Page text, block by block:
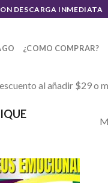
DESCARGA INMEDIATA
¿COMO COMPRAR?
al añadir $29 o